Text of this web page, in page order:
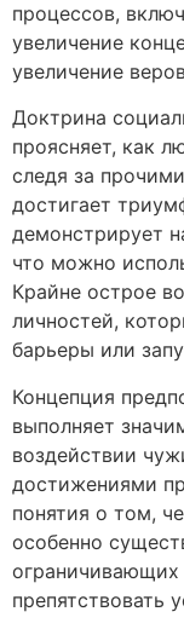
процессов,
увеличение
увеличение
Доктрина
проясняет, как
следя за
достигает
демонстрирует
что можно
Крайне острое
личностей,
барьеры или
Концепция
выполняет
воздействии
достижениями
понятия о том,
особенно
ограничивающих
препятствовать